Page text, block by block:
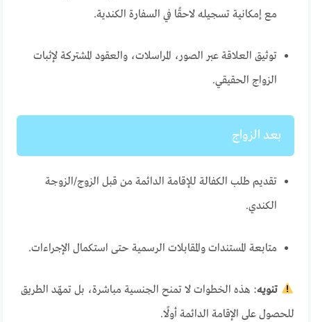
مع إمكانية تسجيله لاحقًا في السفارة الكندية.
توثيق العلاقة عبر الصور، المراسلات، والعقود المشتركة لإثبات
الزواج الحقيقي.
بعد الزواج
تقديم طلب الكفالة للإقامة الدائمة من قبل الزوج/الزوجة
الكندي.
متابعة المستندات والمقابلات الرسمية حتى استكمال الإجراءات.
تنويه: هذه الخطوات لا تمنح الجنسية مباشرة، بل تمهّد الطريق
للحصول على الإقامة الدائمة أولًا.